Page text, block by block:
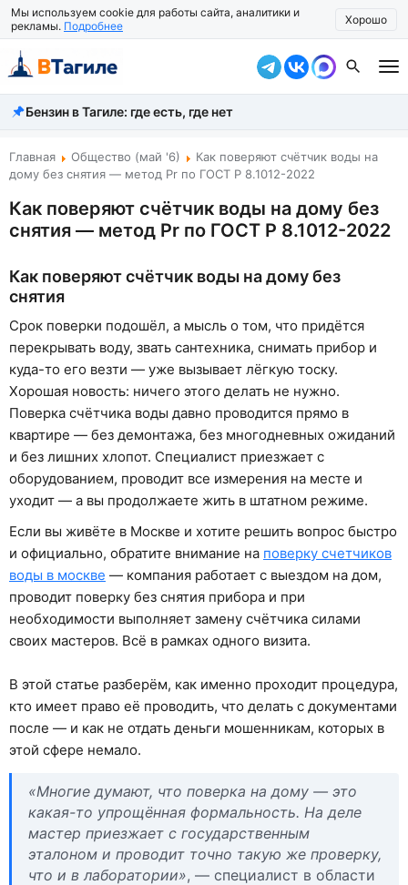
Мы используем cookie для работы сайта, аналитики и
рекламы. Подробнее Хорошо
Все новости
Происшествия
Власть
Экономика
Рассказать новость
Бензин в Тагиле: где есть, где нет
Главная Общество (май '6)
Как поверяют счётчик воды на
дому без снятия — метод Pr по ГОСТ Р 8.1012-2022
Как поверяют счётчик воды на дому без
снятия — метод Pr по ГОСТ Р 8.1012-2022
Как поверяют счётчик воды на дому без
снятия
Срок поверки подошёл, а мысль о том, что придётся
перекрывать воду, звать сантехника, снимать прибор и
куда-то его везти — уже вызывает лёгкую тоску.
Хорошая новость: ничего этого делать не нужно.
Поверка счётчика воды давно проводится прямо в
квартире — без демонтажа, без многодневных ожиданий
и без лишних хлопот. Специалист приезжает с
оборудованием, проводит все измерения на месте и
уходит — а вы продолжаете жить в штатном режиме.
Если вы живёте в Москве и хотите решить вопрос быстро
и официально, обратите внимание на поверку счетчиков
воды в москве — компания работает с выездом на дом,
проводит поверку без снятия прибора и при
необходимости выполняет замену счётчика силами
своих мастеров. Всё в рамках одного визита.
В этой статье разберём, как именно проходит процедура,
кто имеет право её проводить, что делать с документами
после — и как не отдать деньги мошенникам, которых в
этой сфере немало.
«Многие думают, что поверка на дому — это
какая-то упрощённая формальность. На деле
мастер приезжает с государственным
эталоном и проводит точно такую же проверку,
что и в лаборатории», — специалист в области